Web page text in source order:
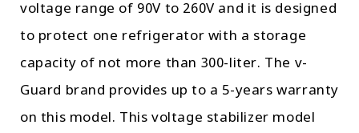
voltage range of 90V to 260V and it is designed
to protect one refrigerator with a storage
capacity of not more than 300-liter. The v-
Guard brand provides up to a 5-years warranty
on this model. This voltage stabilizer model